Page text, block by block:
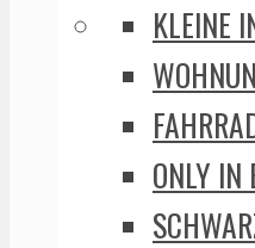
KLEINE
ONLY IN